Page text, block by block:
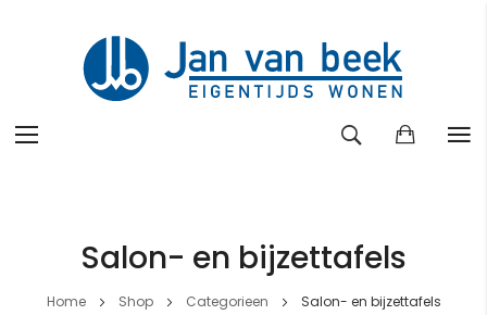
Salon- en bijzettafels
Home Shop Categorieen Salon- en bijzettafels